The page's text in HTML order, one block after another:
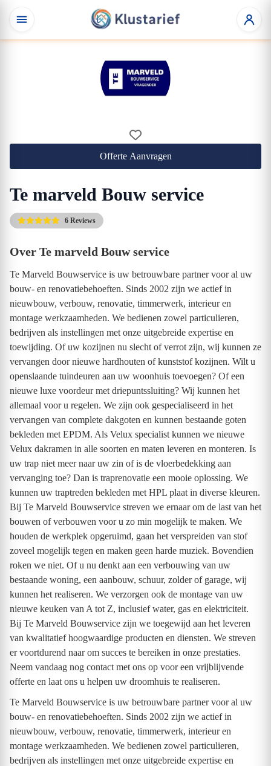
Offerte Aanvragen
Te marveld Bouw service
6 Reviews
Over Te marveld Bouw service
Te Marveld Bouwservice is uw betrouwbare partner voor al uw
bouw- en renovatiebehoeften. Sinds 2002 zijn we actief in
nieuwbouw, verbouw, renovatie, timmerwerk, interieur en
montage werkzaamheden. We bedienen zowel particulieren,
bedrijven als instellingen met onze uitgebreide expertise en
toewijding. Of uw kozijnen nu slecht of verrot zijn, wij kunnen ze
vervangen door nieuwe hardhouten of kunststof kozijnen. Wilt u
openslaande tuindeuren aan uw woonhuis toevoegen? Of een
nieuwe luxe voordeur met driepuntssluiting? Wij kunnen het
allemaal voor u regelen. We zijn ook gespecialiseerd in het
vervangen van complete dakgoten en kunnen bestaande goten
bekleden met EPDM. Als Velux specialist kunnen we nieuwe
Velux dakramen in alle soorten en maten leveren en monteren. Is
uw trap niet meer naar uw zin of is de vloerbedekking aan
vervanging toe? Dan is traprenovatie een mooie oplossing. We
kunnen uw traptreden bekleden met HPL plaat in diverse kleuren.
Bij Te Marveld Bouwservice streven we ernaar om de last van het
bouwen of verbouwen voor u zo min mogelijk te maken. We
houden de werkplek opgeruimd, gaan het verspreiden van stof
zoveel mogelijk tegen en maken geen harde muziek. Bovendien
roken we niet. Of u nu denkt aan een verbouwing van uw
bestaande woning, een aanbouw, schuur, zolder of garage, wij
kunnen het realiseren. We verzorgen ook de montage van uw
nieuwe keuken van A tot Z, inclusief water, gas en elektriciteit.
Bij Te Marveld Bouwservice zijn we toegewijd aan het leveren
van kwalitatief hoogwaardige producten en diensten. We streven
er voortdurend naar om succes te bereiken in onze prestaties.
Neem vandaag nog contact met ons op voor een vrijblijvende
offerte en laat ons u helpen uw droomhuis te realiseren.
Te Marveld Bouwservice is uw betrouwbare partner voor al uw
bouw- en renovatiebehoeften. Sinds 2002 zijn we actief in
nieuwbouw, verbouw, renovatie, timmerwerk, interieur en
montage werkzaamheden. We bedienen zowel particulieren,
bedrijven als instellingen met onze uitgebreide expertise en